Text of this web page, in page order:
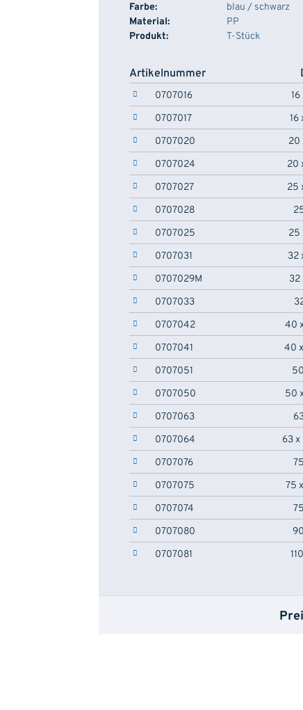
Farbe:
blau / schwarz
Material:
PP
Produkt:
T-Stück
Artikelnummer
0707016
0707017
16
0707020
20
0707024
20
0707027
25
0707028
0707025
25
0707031
32
0707029M
32
0707033
0707042
40
0707041
40
0707051
0707050
50
0707063
0707064
63 x
0707076
0707075
75
0707074
0707080
0707081